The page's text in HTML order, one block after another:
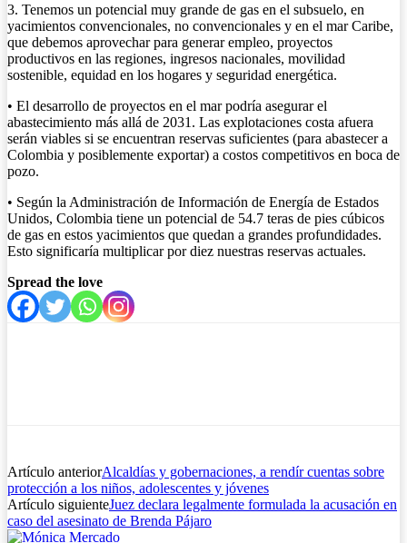
3. Tenemos un potencial muy grande de gas en el subsuelo, en
yacimientos convencionales, no convencionales y en el mar Caribe,
que debemos aprovechar para generar empleo, proyectos
productivos en las regiones, ingresos nacionales, movilidad
sostenible, equidad en los hogares y seguridad energética.
• El desarrollo de proyectos en el mar podría asegurar el
abastecimiento más allá de 2031. Las explotaciones costa afuera
serán viables si se encuentran reservas suficientes (para abastecer a
Colombia y posiblemente exportar) a costos competitivos en boca de
pozo.
• Según la Administración de Información de Energía de Estados
Unidos, Colombia tiene un potencial de 54.7 teras de pies cúbicos
de gas en estos yacimientos que quedan a grandes profundidades.
Esto significaría multiplicar por diez nuestras reservas actuales.
Spread the love
Artículo anteriorAlcaldías y gobernaciones, a rendír cuentas sobre
protección a los niños, adolescentes y jóvenes
Artículo siguienteJuez declara legalmente formulada la acusación en
caso del asesinato de Brenda Pájaro